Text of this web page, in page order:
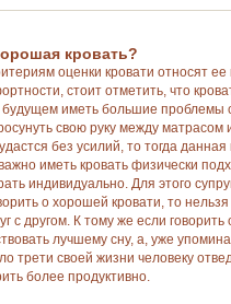
кровать?
оценки кровати относят
стоит отметить, что
будущем иметь большие проблемы
свою руку между
без усилий, то тогда
иметь кровать физически
индивидуально. Для этого
о хорошей кровати, то
с другом. К тому же если
лучшему сну, а, уже
трети своей жизни человеку
более продуктивно.